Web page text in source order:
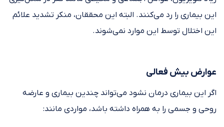
این بیماری را رد می‌کنند. البته این محققان، منکر تشدید علائم
این اختلال توسط این موارد نمی‌شوند.
عوارض بیش فعالی
اگر این بیماری درمان نشود می‌تواند چندین بیماری و عارضه
روحی و جسمی را به همراه داشته باشد، مواردی مانند: